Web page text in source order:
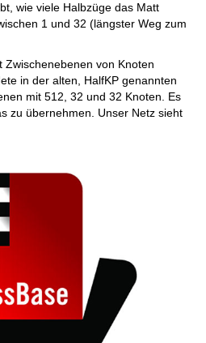
wie viele Halbzüge das Matt
1 und 32 (längster Weg zum
Zwischenebenen von Knoten
in der alten, HalfKP genannten
mit 512, 32 und 32 Knoten. Es
zu übernehmen. Unser Netz sieht